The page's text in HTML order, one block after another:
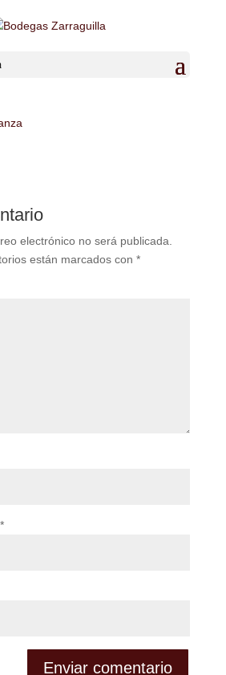
2019
electrónico no será publicada.
están marcados con *
*